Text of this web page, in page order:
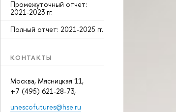
Промежуточный отчет:
2021-2023 гг.
Полный отчет: 2021-2025 гг.
КОНТАКТЫ
Москва, Мясницкая 11,
+7 (495) 621-28-73,
unescofutures@hse.ru